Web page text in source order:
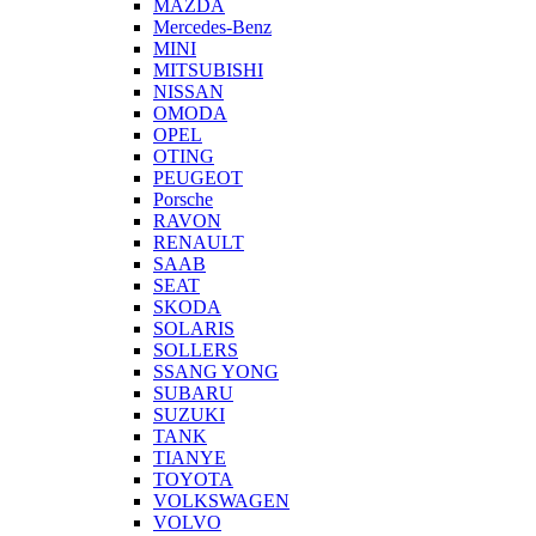
MAZDA
Mercedes-Benz
MINI
MITSUBISHI
NISSAN
OMODA
OPEL
OTING
PEUGEOT
Porsche
RAVON
RENAULT
SAAB
SEAT
SKODA
SOLARIS
SOLLERS
SSANG YONG
SUBARU
SUZUKI
TANK
TIANYE
TOYOTA
VOLKSWAGEN
VOLVO